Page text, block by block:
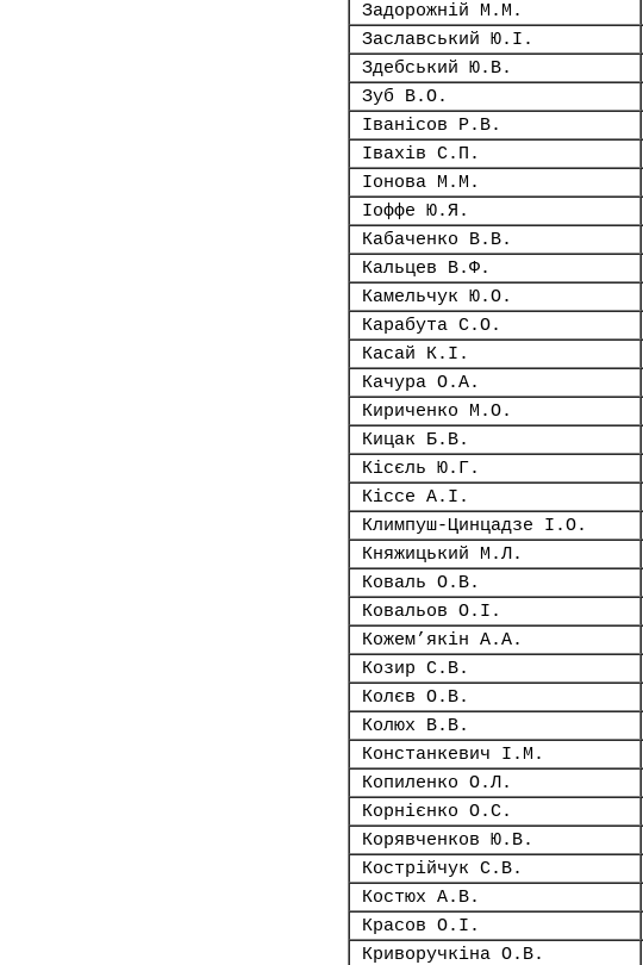
Задорожній М.М.
Заславський Ю.І.
Здебський Ю.В.
Зуб В.О.
Іванісов Р.В.
Івахів С.П.
Іонова М.М.
Іоффе Ю.Я.
Кабаченко В.В.
Кальцев В.Ф.
Камельчук Ю.О.
Карабута С.О.
Касай К.І.
Качура О.А.
Кириченко М.О.
Кицак Б.В.
Кісєль Ю.Г.
Кіссе А.І.
Климпуш-Цинцадзе І.О.
Княжицький М.Л.
Коваль О.В.
Ковальов О.І.
Кожем’якін А.А.
Козир С.В.
Колєв О.В.
Колюх В.В.
Констанкевич І.М.
Копиленко О.Л.
Корнієнко О.С.
Корявченков Ю.В.
Кострійчук С.В.
Костюх А.В.
Красов О.І.
Криворучкіна О.В.